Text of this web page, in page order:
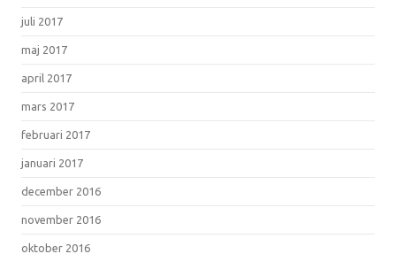
juli 2017
maj 2017
april 2017
mars 2017
februari 2017
januari 2017
december 2016
november 2016
oktober 2016